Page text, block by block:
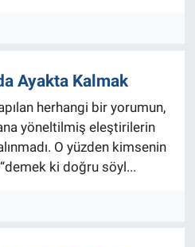
Ayakta Kalmak
herhangi bir yorumun,
yöneltilmiş eleştirilerin
O yüzden kimsenin
ki doğru söyl...